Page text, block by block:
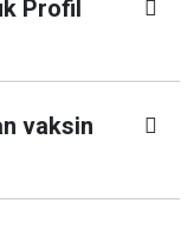
Profil
vaksin